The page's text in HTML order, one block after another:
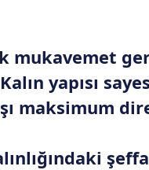
mukavemet
yapısı
maksimum